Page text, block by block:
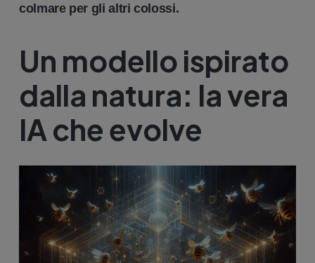
colmare per gli altri colossi.
Un modello ispirato
dalla natura: la vera
IA che evolve